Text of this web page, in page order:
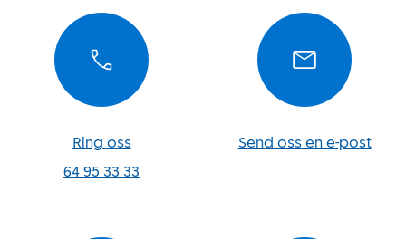
Ring oss
64 95 33 33
Send oss en e-post